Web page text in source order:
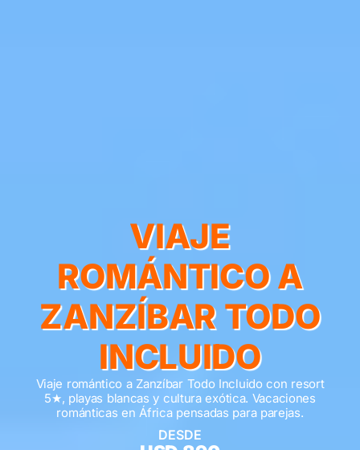
VIAJE
ROMÁNTICO A
ZANZÍBAR TODO
INCLUIDO
Viaje romántico a Zanzíbar Todo Incluido con resort
5★, playas blancas y cultura exótica. Vacaciones
románticas en África pensadas para parejas.
DESDE